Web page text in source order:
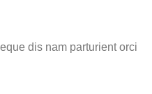
dis nam parturient orci